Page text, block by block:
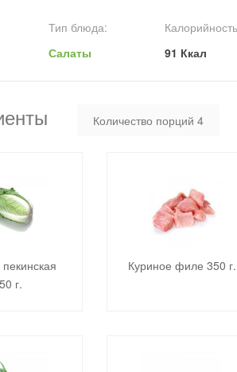
Тип блюда:
Салаты
91 Ккал
Количество порций 4
г.
Куриное филе 350 г.